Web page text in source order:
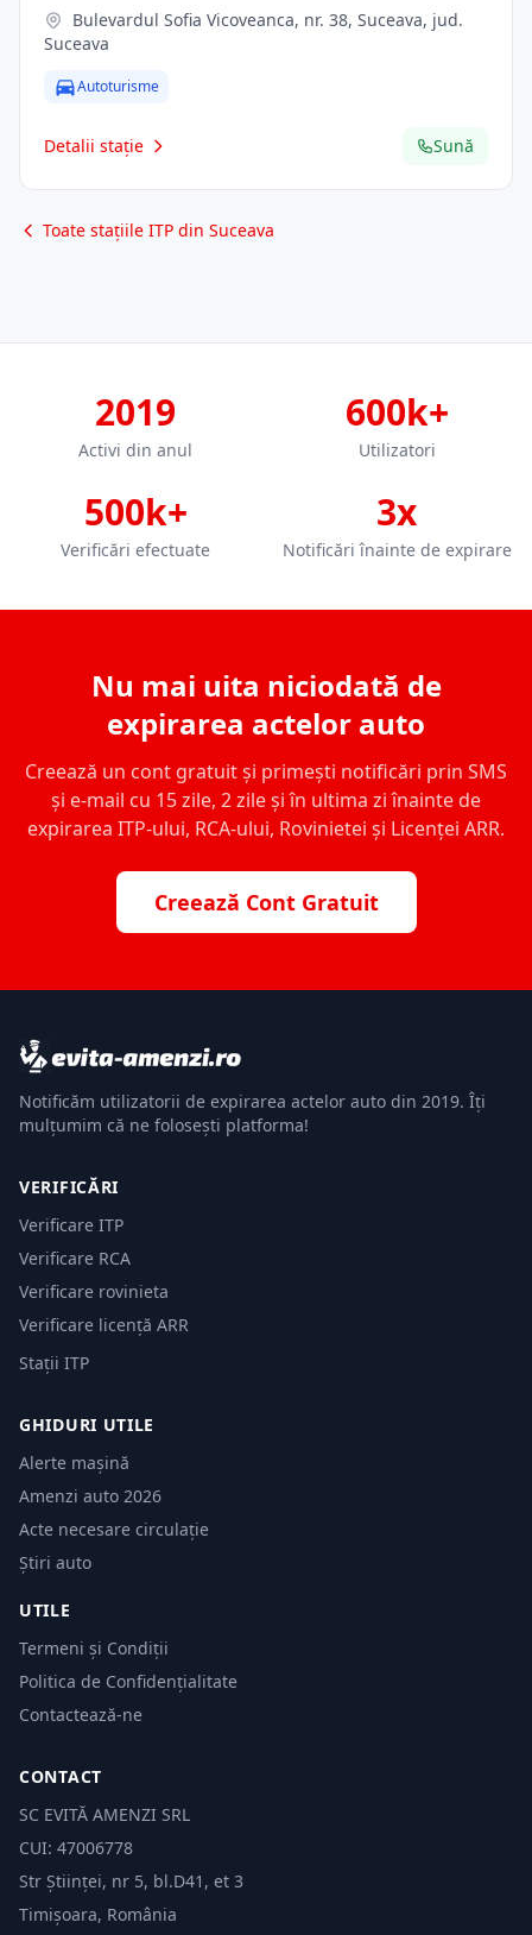
Suceava
Autoturisme
Detalii stație Sună
Toate stațiile ITP din Suceava
2019
Activi din anul
600k+
Utilizatori
500k+
Verificări efectuate
3x
Notificări înainte de expirare
Nu mai uita niciodată de
expirarea actelor auto
Creează un cont gratuit și primești notificări prin SMS
și e-mail cu 15 zile, 2 zile și în ultima zi înainte de
expirarea ITP-ului, RCA-ului, Rovinietei și Licenței ARR.
Creează Cont Gratuit
Notificăm utilizatorii de expirarea actelor auto din 2019. Îți
mulțumim că ne folosești platforma!
VERIFICĂRI
Verificare ITP
Verificare RCA
Verificare rovinieta
Verificare licență ARR
Stații ITP
GHIDURI UTILE
Alerte mașină
Amenzi auto 2026
Acte necesare circulație
Știri auto
UTILE
Termeni și Condiții
Politica de Confidențialitate
Contactează-ne
CONTACT
SC EVITĂ AMENZI SRL
CUI: 47006778
Str Științei, nr 5, bl.D41, et 3
Timișoara, România